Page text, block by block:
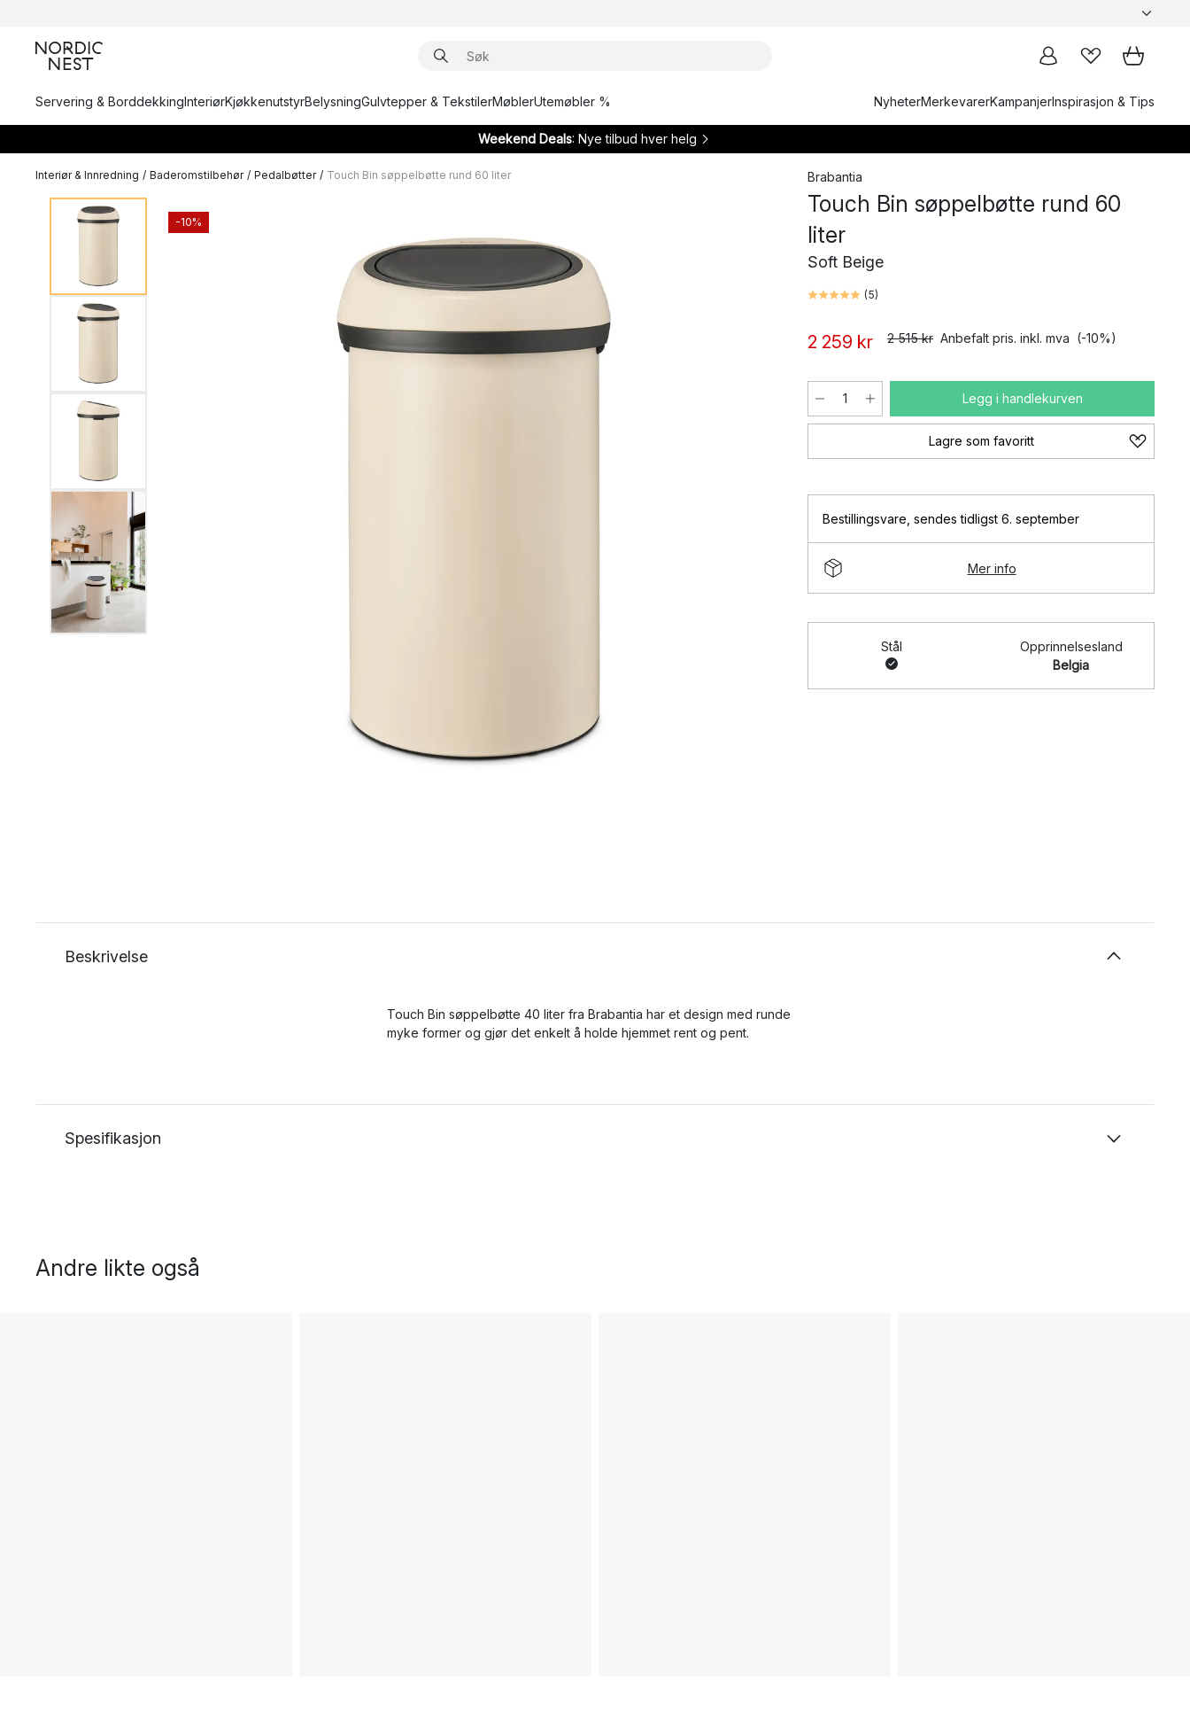
Servering & BorddekkingInteriørKjøkkenutstyrBelysningGulvtepper & TekstilerMøblerUtemøbler % NyheterMerkevarerKampanjerInspirasjon & Tips
Weekend Deals: Nye tilbud hver helg
Interiør & Innredning / Baderomstilbehør / Pedalbøtter / Touch Bin søppelbøtte rund 60 liter
-10%
Brabantia
Touch Bin søppelbøtte rund 60
liter
Soft Beige
(5)
2 259 kr 2 515 kr Anbefalt pris. inkl. mva (-10%)
Legg i handlekurven
Lagre som favoritt
Bestillingsvare sendes tidligst 6. september
Mer info
Stål
Opprinnelsesland
Belgia
Beskrivelse
Touch Bin søppelbøtte 40 liter fra Brabantia har et design med runde
myke former og gjør det enkelt å holde hjemmet rent og pent.
Spesifikasjon
Andre likte også